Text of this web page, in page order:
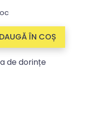
ÎN COȘ
de dorințe